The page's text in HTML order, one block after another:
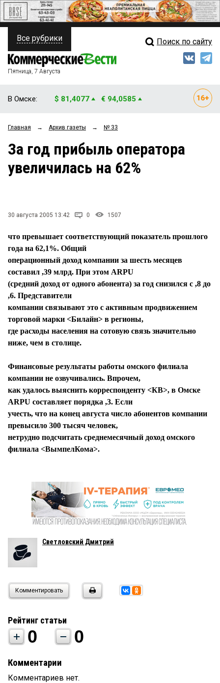
ПОЛИТИКА
ФИНАНСЫ
ОБЩЕСТВО
ЗАКОН
СТИЛЬ ЖИЗНИ
Свежий выпуск
Рейтинги
Блоги
Все рубрики Поиск по сайту
Пятница, 7 Августа
В Омске: $ 81,4077 € 94,0585
Главная → Архив газеты → № 33
За год прибыль оператора
увеличилась на 62%
30 августа 2005 13:42 0 1507
что превышает соответствующий показатель прошлого
года на 62,1%. Общий
операционный доход компании за шесть месяцев
составил ,39 млрд. При этом ARPU
(средний доход от одного абонента) за год снизился с ,8 до
,6. Представители
компании связывают это с активным продвижением
торговой марки <Билайн> в регионы,
где расходы населения на сотовую связь значительно
ниже, чем в столице.
Финансовые результаты работы омского филиала
компании не озвучивались. Впрочем,
как удалось выяснить корреспонденту <КВ>, в Омске
ARPU составляет порядка ,3. Если
учесть, что на конец августа число абонентов компании
превысило 300 тысяч человек,
нетрудно подсчитать среднемесячный доход омского
филиала <ВымпелКома>.
Светловский Дмитрий
Комментировать
Рейтинг статьи
0 0
Комментарии
Комментариев нет.